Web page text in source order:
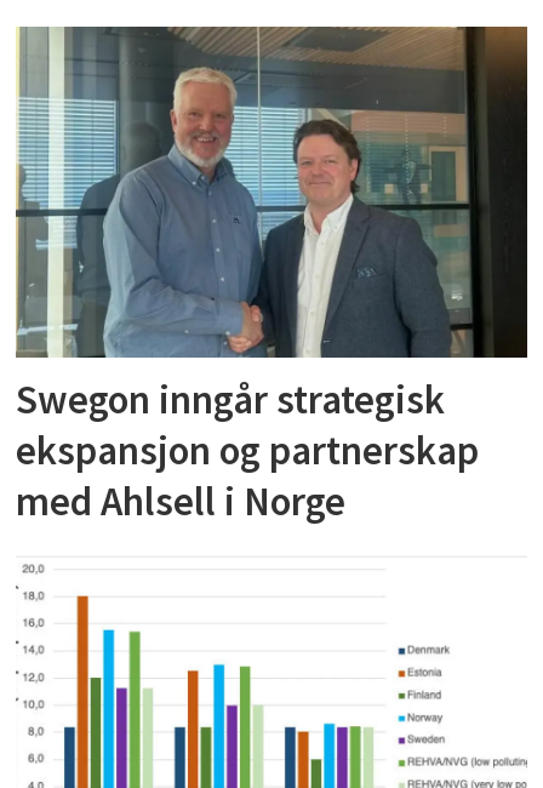
Swegon inngår strategisk
ekspansjon og partnerskap
med Ahlsell i Norge